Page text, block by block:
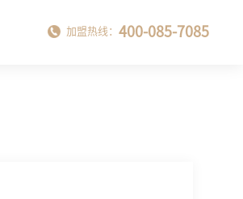
加盟热线：400-085-7085